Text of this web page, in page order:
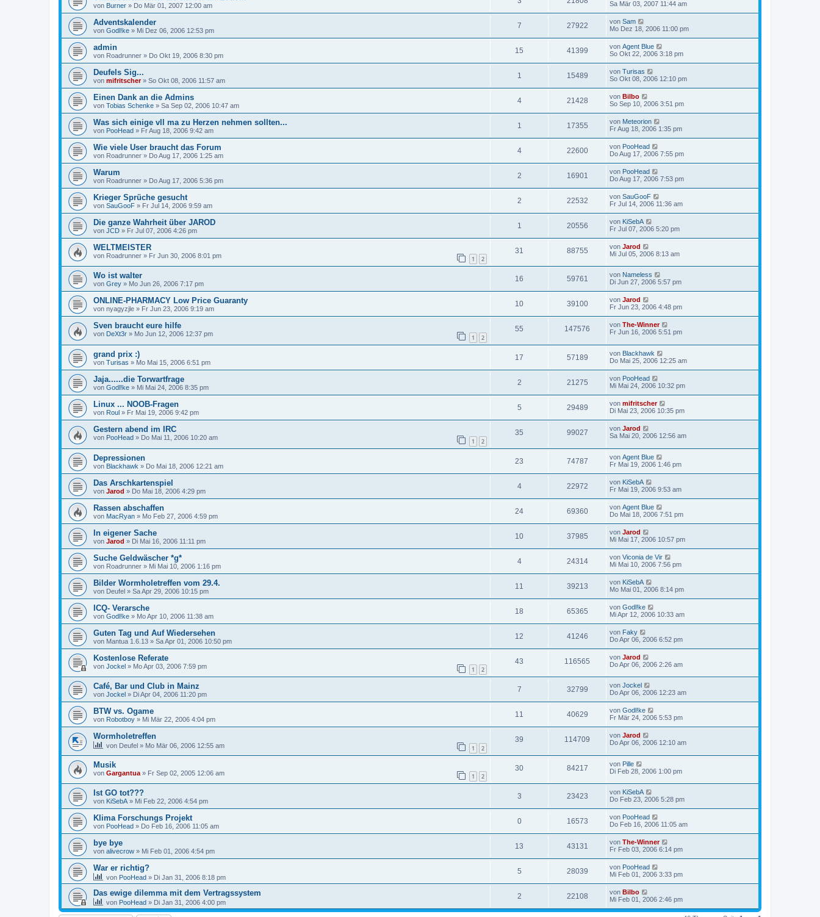
von Burner » Do Mär 01, 2007 12:00 am
Sa Mär 03, 2007 11:44 am
Adventskalender
von Godl!ke » Mi Dez 06, 2006 12:53 pm
7 27922 von Sam
Mo Dez 18, 2006 11:00 pm
admin
von Roadrunner » Do Okt 19, 2006 8:30 pm
15 41399 von Agent Blue
So Okt 22, 2006 3:18 pm
Deufels Sig...
von mifritscher» So Okt 08, 2006 11:57 am
1 15489 von Turisas
So Okt 08, 2006 12:10 pm
Einen Dank an die Admins
von Tobias Schenke » Sa Sep 02, 2006 10:47 am
4 21428 von Bilbo
So Sep 10, 2006 3:51 pm
Was sich einige vll ma zu Herzen nehmen sollten...
von PooHead » Fr Aug 18, 2006 9:42 am
1 17355 von Meteorion
Fr Aug 18, 2006 1:35 pm
Wie viele User braucht das Forum
von Roadrunner » Do Aug 17, 2006 1:25 am
4 22600 von PooHead
Do Aug 17, 2006 7:55 pm
Warum
von Roadrunner » Do Aug 17, 2006 5:36 pm
2 16901 von PooHead
Do Aug 17, 2006 7:53 pm
Krieger Sprüche gesucht
von SauGooF » Fr Jul 14, 2006 9:59 am
2 22532 von SauGooF
Fr Jul 14, 2006 11:36 am
Die ganze Wahrheit über JAROD
von JCD » Fr Jul 07, 2006 4:26 pm
1 20556 von KiSebA
Fr Jul 07, 2006 5:20 pm
WELTMEISTER
von Roadrunner » Fr Jun 30, 2006 8:01 pm 1 2
31 88755 von Jarod
Mi Jul 05, 2006 8:13 am
Wo ist walter
von Grey » Mo Jun 26, 2006 7:17 pm
16 59761 von Nameless
Di Jun 27, 2006 5:57 pm
ONLINE-PHARMACY Low Price Guaranty
von nyagyzjle » Fr Jun 23, 2006 9:19 am
10 39100 von Jarod
Fr Jun 23, 2006 4:48 pm
Sven braucht eure hilfe
von DeXt3r » Mo Jun 12, 2006 12:37 pm 1 2
55 147576 von The-Winner
Fr Jun 16, 2006 5:51 pm
grand prix :)
von Turisas » Mo Mai 15, 2006 6:51 pm
17 57189 von Blackhawk
Do Mai 25, 2006 12:25 am
Jaja......die Torwartfrage
von Godl!ke » Mi Mai 24, 2006 8:35 pm
2 21275 von PooHead
Mi Mai 24, 2006 10:32 pm
Linux ... NOOB-Fragen
von Roul » Fr Mai 19, 2006 9:42 pm
5 29489 von mifritscher
Di Mai 23, 2006 10:35 pm
Gestern abend im IRC
von PooHead » Do Mai 11, 2006 10:20 am 1 2
35 99027 von Jarod
Sa Mai 20, 2006 12:56 am
Depressionen
von Blackhawk » Do Mai 18, 2006 12:21 am
23 74787 von Agent Blue
Fr Mai 19, 2006 1:46 pm
Das Arschkartenspiel
von Jarod » Do Mai 18, 2006 4:29 pm
4 22972 von KiSebA
Fr Mai 19, 2006 9:53 am
Rassen abschaffen
von MacRyan » Mo Feb 27, 2006 4:59 pm
24 69360 von Agent Blue
Do Mai 18, 2006 7:51 pm
In eigener Sache
von Jarod » Di Mai 16, 2006 11:11 pm
10 37985 von Jarod
Mi Mai 17, 2006 10:57 pm
Suche Geldwäscher *g*
von Roadrunner » Mi Mai 10, 2006 1:16 pm
4 24314 von Viconia de Vir
Mi Mai 10, 2006 7:56 pm
Bilder Wormholetreffen vom 29.4.
von Deufel » Sa Apr 29, 2006 10:15 pm
11 39213 von KiSebA
Mo Mai 01, 2006 8:14 pm
ICQ- Verarsche
von Godl!ke » Mo Apr 10, 2006 11:38 am
18 65365 von Godl!ke
Mi Apr 12, 2006 10:33 am
Guten Tag und Auf Wiedersehen
von Mantua 1.6.13 » Sa Apr 01, 2006 10:50 pm
12 41246 von Faky
Do Apr 06, 2006 6:52 pm
Kostenlose Referate
von Jockel » Mo Apr 03, 2006 7:59 pm 1 2
43 116565 von Jarod
Do Apr 06, 2006 2:26 am
Café, Bar und Club in Mainz
von Jockel » Di Apr 04, 2006 11:20 pm
7 32799 von Jockel
Do Apr 06, 2006 12:23 am
BTW vs. Ogame
von Robotboy » Mi Mär 22, 2006 4:04 pm
11 40629 von Godl!ke
Fr Mär 24, 2006 5:53 pm
Wormholetreffen
von Deufel » Mo Mär 06, 2006 12:55 am 1 2
39 114709 von Jarod
Do Apr 06, 2006 12:10 am
Musik
von Gargantua » Fr Sep 02, 2005 12:06 am 1 2
30 84217 von Pille
Di Feb 28, 2006 1:00 pm
Ist GO tot???
von KiSebA» Mi Feb 22, 2006 4:54 pm
3 23423 von KiSebA
Do Feb 23, 2006 5:28 pm
Klima Forschungs Projekt
von PooHead » Do Feb 16, 2006 11:05 am
0 16573 von PooHead
Do Feb 16, 2006 11:05 am
bye bye
von alivecrow » Mi Feb 01, 2006 4:54 pm
13 43131 von The-Winner
Fr Feb 03, 2006 6:14 pm
War er richtig?
von PooHead » Di Jan 31, 2006 8:18 pm
5 28039 von PooHead
Mi Feb 01, 2006 3:33 pm
Das ewige dilemma mit dem Vertragssystem
von PooHead » Di Jan 31, 2006 4:00 pm
2 22108 von Bilbo
Mi Feb 01, 2006 2:46 pm